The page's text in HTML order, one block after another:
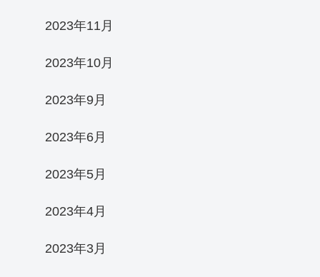
2023年11月
2023年10月
2023年9月
2023年6月
2023年5月
2023年4月
2023年3月